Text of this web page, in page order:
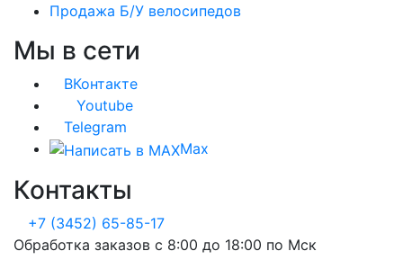
Продажа Б/У велосипедов
Мы в сети
ВКонтакте
Youtube
Telegram
Max
Контакты
+7 (3452) 65-85-17
Обработка заказов с 8:00 до 18:00 по Мск